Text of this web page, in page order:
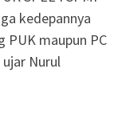
kedepannya
PUK maupun PC
ujar Nurul